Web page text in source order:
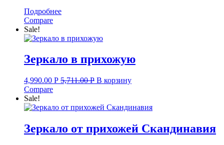
Подробнее
Compare
Sale!
Зеркало в прихожую
4,990.00 Р 5,711.00Р В корзину
Compare
Sale!
Зеркало от прихожей Скандинавия